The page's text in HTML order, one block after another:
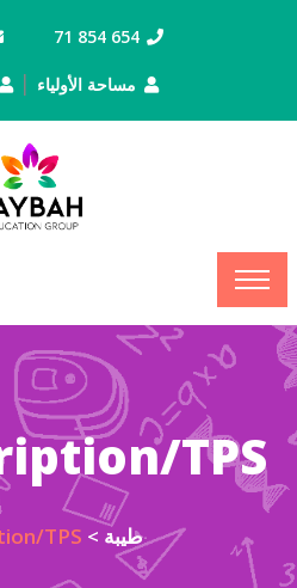
654 854 71
مساحة الأولياء|
TPS
طيبة>
TPS